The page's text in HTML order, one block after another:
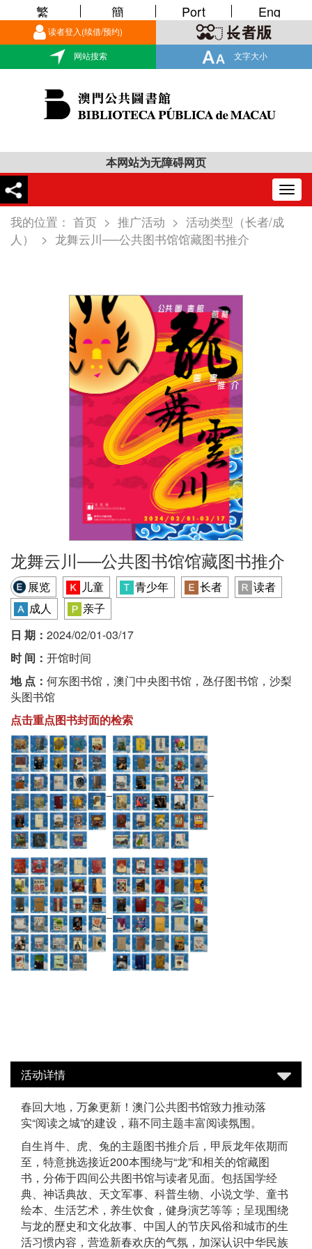
读者登入(续借/预约)
网站搜索 文字大小
繁 簡 Port Eng
本网站为无障碍网页
我的位置： 首页 > 推广活动 > 活动类型（长者/成
人）
> 龙舞云川──公共图书馆馆藏图书推介
龙舞云川──公共图书馆馆藏图书推介
展览 儿童 青少年 长者
读者
成人
亲子
日 期： 2024/02/01-03/17
时 间： 开馆时间
地 点： 何东图书馆，澳门中央图书馆，氹仔图书馆，沙梨
头图书馆
点击重点图书封面的检索
活动详情
春回大地，万象更新！澳门公共图书馆致力推动落
实“阅读之城”的建设，藉不同主题丰富阅读氛围。
自生肖牛、虎、兔的主题图书推介后，甲辰龙年依期而
至，特意挑选接近200本围绕与“龙”和相关的馆藏图
书，分佈于四间公共图书馆与读者见面。包括国学经
典、神话典故、天文军事、科普生物、小说文学、童书
绘本、生活艺术，养生饮食，健身演艺等等；呈现围绕
与龙的歷史和文化故事、中国人的节庆风俗和城市的生
活习惯内容，营造新春欢庆的气氛，加深认识中华民族